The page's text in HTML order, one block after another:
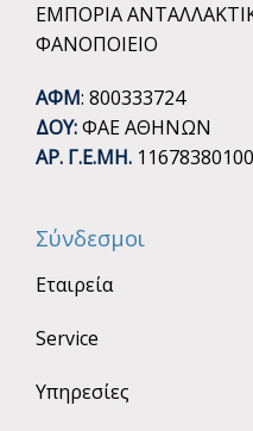
ΕΜΠΟΡΙΑ
ΦΑΝΟΠΟΙΕΙΟ
ΑΦΜ: 800333724
ΔΟΥ:ΦΑΕ ΑΘΗΝΩΝ
ΑΡ. Γ.Ε.ΜΗ.
Σύνδεσμοι
Εταιρεία
Service
Υπηρεσίες